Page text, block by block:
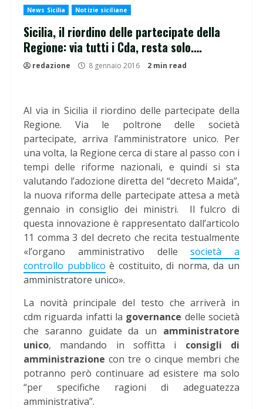
News Sicilia Notizie siciliane
Sicilia, il riordino delle partecipate della
Regione: via tutti i Cda, resta solo….
redazione 8 gennaio 2016 2 min read
Al via in Sicilia il riordino delle partecipate della
Regione. Via le poltrone delle società
partecipate, arriva l’amministratore unico. Per
una volta, la Regione cerca di stare al passo con i
tempi delle riforme nazionali, e quindi si sta
valutando l’adozione diretta del “decreto Maida”,
la nuova riforma delle partecipate attesa a metà
gennaio in consiglio dei ministri. Il fulcro di
questa innovazione è rappresentato dall’articolo
11 comma 3 del decreto che recita testualmente
«l’organo amministrativo dellesocietà a
controllo pubblico è costituito, di norma, da un
amministratore unico».
La novità principale del testo che arriverà in
cdm riguarda infatti la governance delle società
che saranno guidate da un amministratore
unico, mandando in soffitta i consigli
di
amministrazione con tre o cinque membri che
potranno però continuare ad esistere ma solo
“per specifiche ragioni di adeguatezza
amministrativa”.